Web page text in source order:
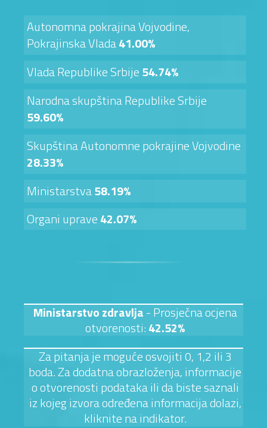
Autonomna pokrajina Vojvodine,
Pokrajinska Vlada41.00%
Vlada Republike Srbije54.74%
Narodna skupština Republike Srbije
59.60%
Skupština Autonomne pokrajine Vojvodine
28.33%
Ministarstva58.19%
Organi uprave42.07%
Ministarstvo zdravlja- Prosječna ocjena
otvorenosti:42.52%
Za pitanja je moguće osvojiti 0, 1,2 ili 3
boda. Za dodatna obrazloženja, informacije
o otvorenosti podataka ili da biste saznali
iz kojeg izvora određena informacija dolazi,
kliknite na indikator.